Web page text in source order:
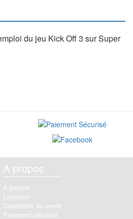
du jeu Kick Off 3 sur Super
A propos
A propos
Livraison
Conditions de vente
Paiement sécurisé